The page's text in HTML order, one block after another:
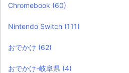
Chromebook (60)
Nintendo Switch (111)
おでかけ (62)
おでかけ-岐阜県 (4)